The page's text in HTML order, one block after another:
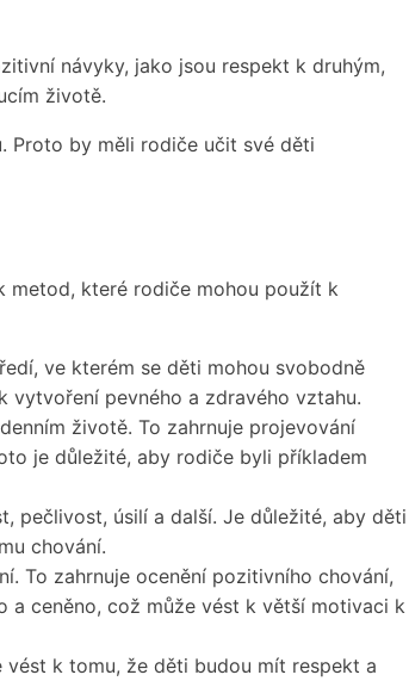
návyky, jako jsou respekt k druhým,
životě.
Proto by měli rodiče učit své děti
metod, které rodiče mohou použít k
ve kterém se děti mohou svobodně
pevného a zdravého vztahu.
životě. To zahrnuje projevování
je důležité, aby rodiče byli příkladem
pečlivost, úsilí a další. Je důležité, aby děti
chování.
To zahrnuje ocenění pozitivního chování,
a ceněno, což může vést k větší motivaci k
k tomu, že děti budou mít respekt a